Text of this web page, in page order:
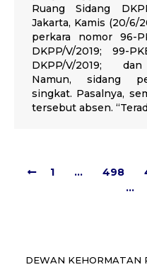
Ruang Sidang
Jakarta, Kamis (20/6/
perkara nomor 96-
DKPP/V/2019; 99-
DKPP/V/2019; dan
Namun, sidang
singkat. Pasalnya,
tersebut absen.
1 … 498
…
DEWAN KEHORMATAN